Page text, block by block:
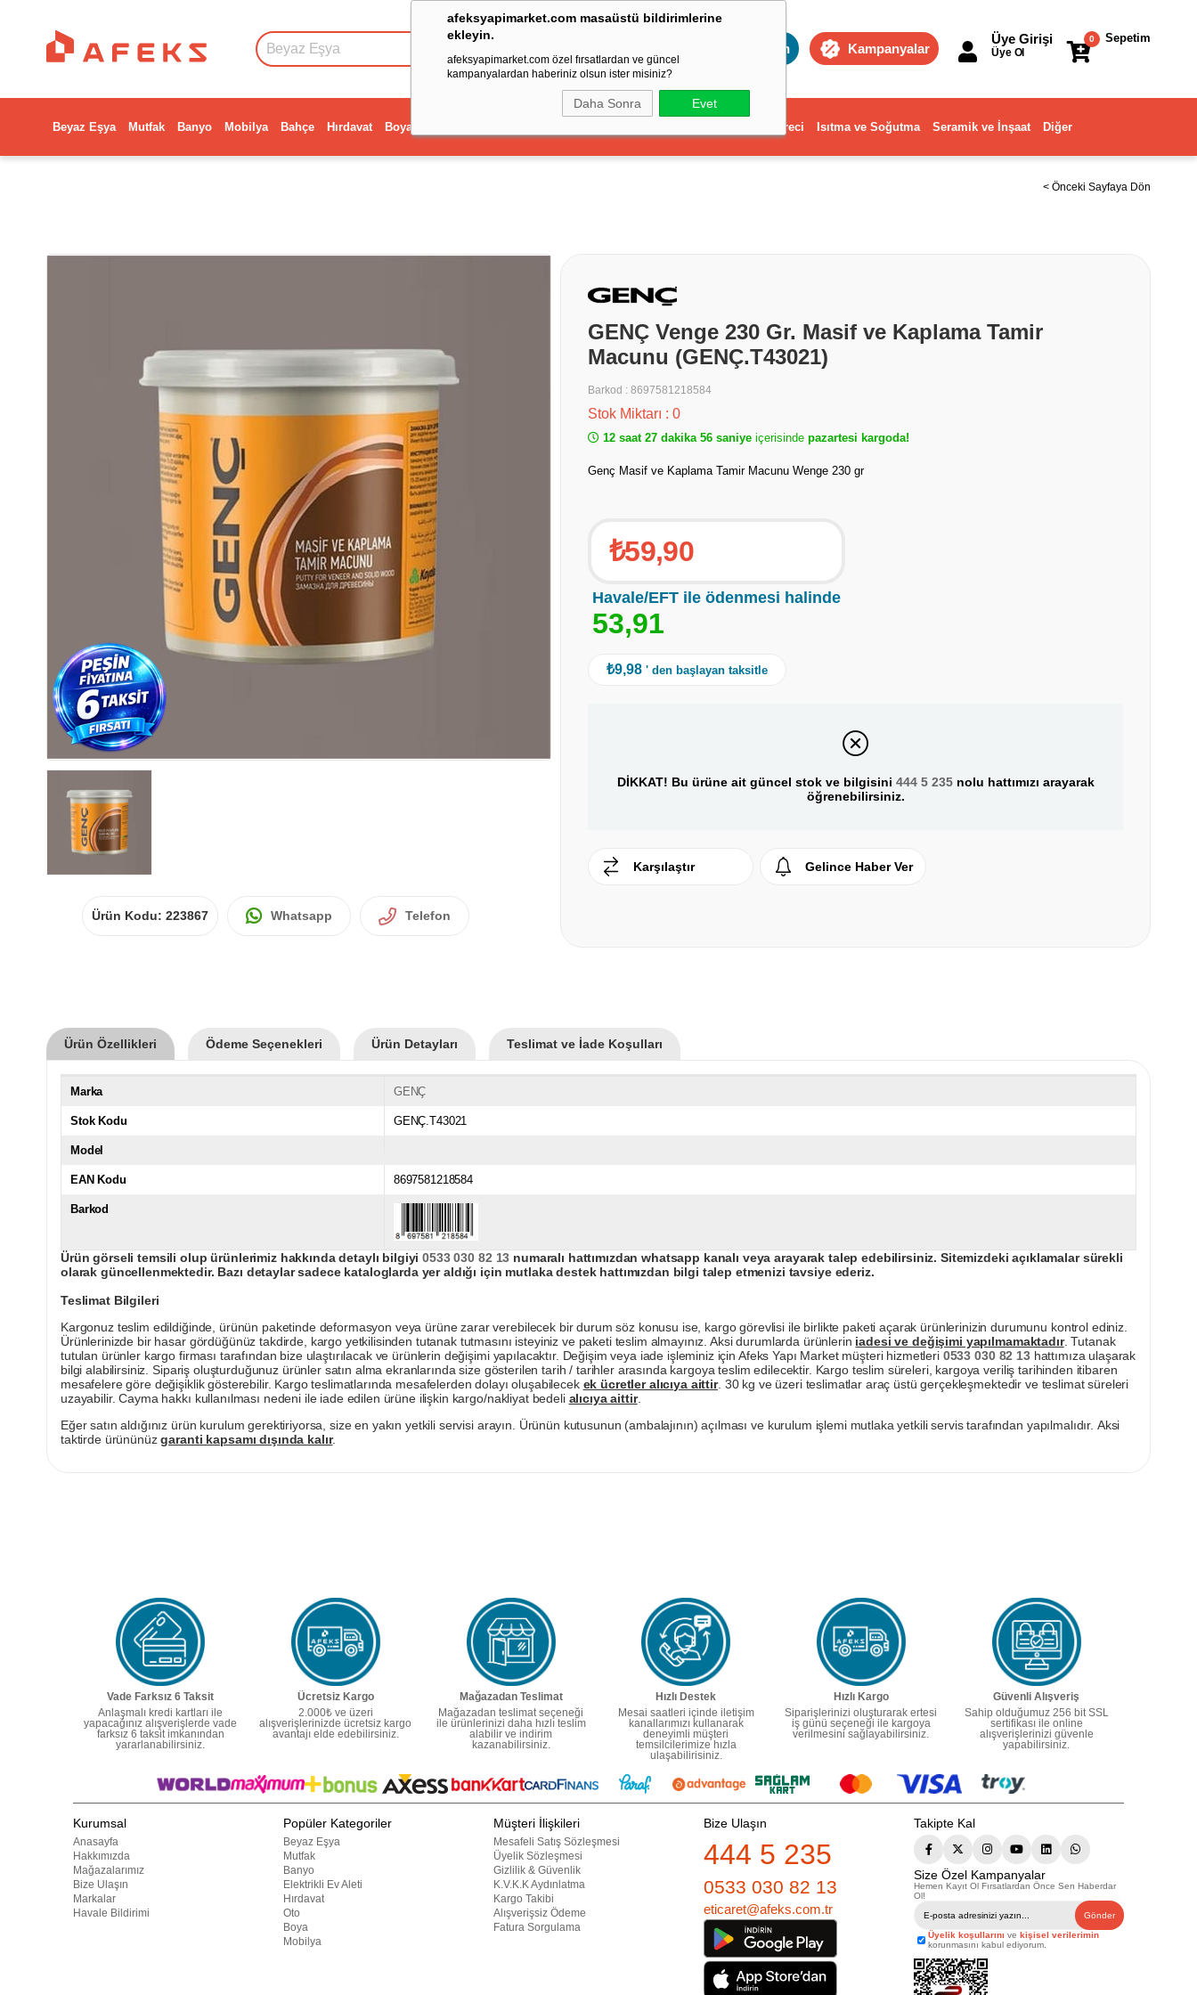
afeksyapimarket.com masaüstü bildirimlerine
ekleyin.
afeksyapimarket.com özel fırsatlardan ve güncel
kampanyalardan haberiniz olsun ister misiniz?
Daha Sonra Evet
Toptan Kampanyalar
Sepetim
0
Üye Girişi
Üye Ol
Beyaz Eşya Mutfak Banyo Mobilya Bahçe Hırdavat Boya Dekorasyon ve Ev Gereci Isıtma ve Soğutma Seramik ve İnşaat Diğer
< Önceki Sayfaya Dön
Ürün Kodu: 223867 Whatsapp Telefon
GENÇ Venge 230 Gr. Masif ve Kaplama Tamir
Macunu (GENÇ.T43021)
Barkod : 8697581218584
Stok Miktarı : 0
12 saat 27 dakika 56 saniye içerisinde pazartesi kargoda!
Genç Masif ve Kaplama Tamir Macunu Wenge 230 gr
₺59,90
Havale/EFT ile ödenmesi halinde
53,91
₺9,98 ' den başlayan taksitle
DİKKAT! Bu ürüne ait güncel stok ve bilgisini 444 5 235nolu hattımızı arayarak
öğrenebilirsiniz.
Karşılaştır Gelince Haber Ver
Ürün Özellikleri Ödeme Seçenekleri Ürün Detayları Teslimat ve İade Koşulları
Marka GENÇ
Stok Kodu GENÇ.T43021
Model
EAN Kodu 8697581218584
Barkod
Ürün görseli temsili olup ürünlerimiz hakkında detaylı bilgiyi0533 030 82 13 numaralı hattımızdan whatsapp kanalı veya arayarak talep edebilirsiniz. Sitemizdeki açıklamalar sürekli
olarak güncellenmektedir. Bazı detaylar sadece kataloglarda yer aldığı için mutlaka destek hattımızdan bilgi talep etmenizi tavsiye ederiz.
Teslimat Bilgileri
Kargonuz teslim edildiğinde, ürünün paketinde deformasyon veya ürüne zarar verebilecek bir durum söz konusu ise, kargo görevlisi ile birlikte paketi açarak ürünlerinizin durumunu kontrol ediniz.
Ürünlerinizde bir hasar gördüğünüz takdirde, kargo yetkilisinden tutanak tutmasını isteyiniz ve paketi teslim almayınız. Aksi durumlarda ürünlerin iadesi ve değişimi yapılmamaktadır. Tutanak
tutulan ürünler kargo firması tarafından bize ulaştırılacak ve ürünlerin değişimi yapılacaktır. Değişim veya iade işleminiz için Afeks Yapı Market müşteri hizmetleri 0533 030 82 13hattımıza ulaşarak
bilgi alabilirsiniz. Sipariş oluşturduğunuz ürünler satın alma ekranlarında size gösterilen tarih / tarihler arasında kargoya teslim edilecektir. Kargo teslim süreleri, kargoya veriliş tarihinden itibaren
mesafelere göre değişiklik gösterebilir. Kargo teslimatlarında mesafelerden dolayı oluşabilecek ek ücretler alıcıya aittir. 30 kg ve üzeri teslimatlar araç üstü gerçekleşmektedir ve teslimat süreleri
uzayabilir. Cayma hakkı kullanılması nedeni ile iade edilen ürüne ilişkin kargo/nakliyat bedeli alıcıya aittir.
Eğer satın aldığınız ürün kurulum gerektiriyorsa, size en yakın yetkili servisi arayın. Ürünün kutusunun (ambalajının) açılması ve kurulum işlemi mutlaka yetkili servis tarafından yapılmalıdır. Aksi
taktirde ürününüzgaranti kapsamı dışında kalır.
Vade Farksız 6 Taksit
Anlaşmalı kredi kartları ile
yapacağınız alışverişlerde vade
farksız 6 taksit imkanından
yararlanabilirsiniz.
Ücretsiz Kargo
2.000₺ ve üzeri
alışverişlerinizde ücretsiz kargo
avantajı elde edebilirsiniz.
Mağazadan Teslimat
Mağazadan teslimat seçeneği
ile ürünlerinizi daha hızlı teslim
alabilir ve indirim
kazanabilirsiniz.
Hızlı Destek
Mesai saatleri içinde iletişim
kanallarımızı kullanarak
deneyimli müşteri
temsilcilerimize hızla
ulaşabilirisiniz.
Hızlı Kargo
Siparişlerinizi oluşturarak ertesi
iş günü seçeneği ile kargoya
verilmesini sağlayabilirsiniz.
Güvenli Alışveriş
Sahip olduğumuz 256 bit SSL
sertifikası ile online
alışverişlerinizi güvenle
yapabilirsiniz.
Kurumsal
Anasayfa
Hakkımızda
Mağazalarımız
Bize Ulaşın
Markalar
Havale Bildirimi
Popüler Kategoriler
Beyaz Eşya
Mutfak
Banyo
Elektrikli Ev Aleti
Hırdavat
Oto
Boya
Mobilya
Müşteri İlişkileri
Mesafeli Satış Sözleşmesi
Üyelik Sözleşmesi
Gizlilik & Güvenlik
K.V.K.K Aydınlatma
Kargo Takibi
Alışverişsiz Ödeme
Fatura Sorgulama
Bize Ulaşın
444 5 235
0533 030 82 13
eticaret@afeks.com.tr
Takipte Kal
Size Özel Kampanyalar
Hemen Kayıt Ol Fırsatlardan Önce Sen Haberdar
Ol!
Gönder
Üyelik koşullarını ve kişisel verilerimin
korunmasını kabul ediyorum.